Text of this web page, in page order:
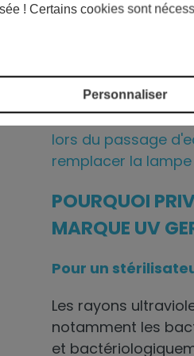
Le stérilisateur UV
lors du passage
remplacer la
POURQUOI
MARQUE UV
Pour un
Les rayons
notamment les
et
! Certains cookies sont
Personnaliser